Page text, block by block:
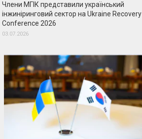
Члени МГІК представили український
інжиніринговий сектор на Ukraine Recovery
Conference 2026
03.07.2026